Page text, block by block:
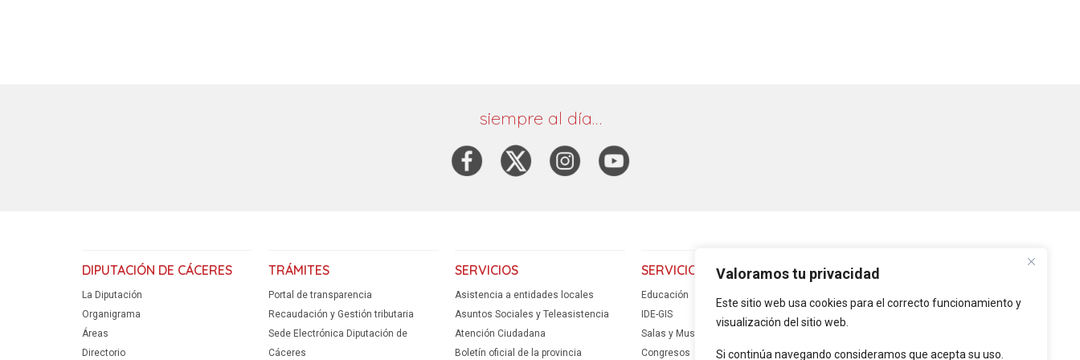
Valoramos tu privacidad
Este sitio web usa cookies para el correcto funcionamiento y
visualización del sitio web.
Si continúa navegando consideramos que acepta su uso.
siempre al día…
DIPUTACIÓN DE CÁCERES
La Diputación
Organigrama
Áreas
Directorio
TRÁMITES
Portal de transparencia
Recaudación y Gestión tributaria
Sede Electrónica Diputación de
Cáceres
SERVICIOS
Asistencia a entidades locales
Asuntos Sociales y Teleasistencia
Atención Ciudadana
Boletín oficial de la provincia
SERVICIOS
Educación
IDE-GIS
Salas y Museos
Congresos
PLATAFORMAS
Intranet
Locales